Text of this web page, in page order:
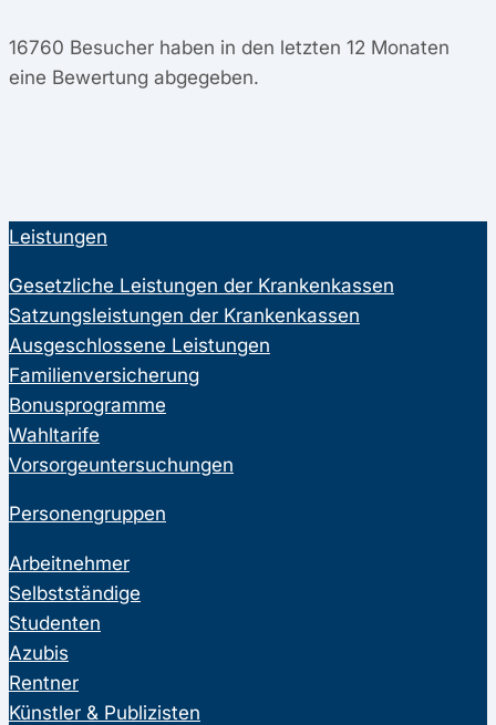
16760 Besucher haben in den letzten 12 Monaten
eine Bewertung abgegeben.
Leistungen
Gesetzliche Leistungen der Krankenkassen
Satzungsleistungen der Krankenkassen
Ausgeschlossene Leistungen
Familienversicherung
Bonusprogramme
Wahltarife
Vorsorgeuntersuchungen
Personengruppen
Arbeitnehmer
Selbstständige
Studenten
Azubis
Rentner
Künstler & Publizisten